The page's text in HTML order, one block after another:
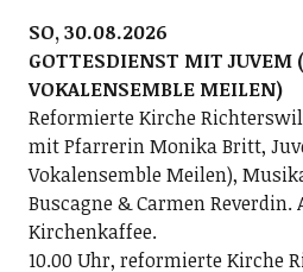
SO, 30.08.2026
GOTTESDIENST MIT JUVEM
VOKALENSEMBLE MEILEN)
Reformierte Kirche Richterswil
mit Pfarrerin Monika Britt,
Vokalensemble Meilen),
Buscagne & Carmen Reverdin.
Kirchenkaffee.
10.00 Uhr, reformierte Kirche